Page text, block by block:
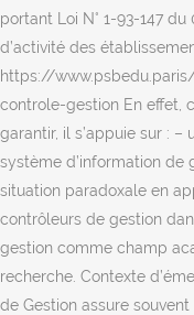
portant Loi N° 1-93-147
d’activité des
https://
controle-gestion En effet,
garantir, il s’appuie sur :
système d’information de
situation paradoxale en
contrôleurs de gestion
gestion comme champ
recherche. Contexte
de Gestion assure